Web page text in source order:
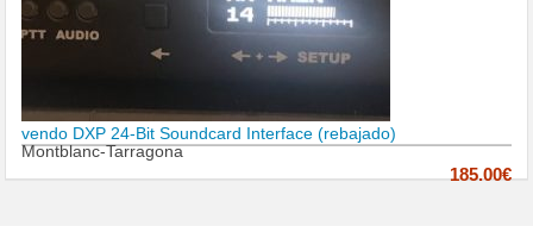
vendo DXP 24-Bit Soundcard Interface (rebajado)
Montblanc-Tarragona
185.00€